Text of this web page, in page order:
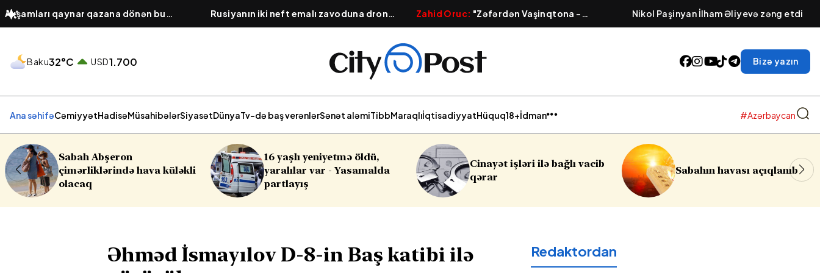
Axşamları qaynar qazana dönən bu
platforma bir zümrə qadınlarla dolu
Rusiyanın iki neft emalı zavoduna dron
hücumu olub, güclü yanğın başlayıb
Zahid Oruc: "Zəfərdən Vaşinqtona -
Qafqazın yeni geosiyasi xəritəsi cızılır”..
Nikol Paşinyan İlham Əliyevə zəng etdi
Baku32°C USD1.700 Bizə yazın
Ana səhifəCəmiyyətHadisəMüsahibələrSiyasətDünyaTv-də baş verənlərSənət aləmiTibbMaraqlıİqtisadiyyatHüquq18+İdman #Azərbaycan
16 yaşlı yeniyetmə öldü,
yaralılar var - Yasamalda
partlayış
Cinayət işləri ilə bağlı vacib
qərar
Sabahın havası açıqlanıb
Sumqayıtda azyaşlıya
soyğunçuluq edilib
Əhməd İsmayılov D-8-in Baş katibi ilə
Redaktordan